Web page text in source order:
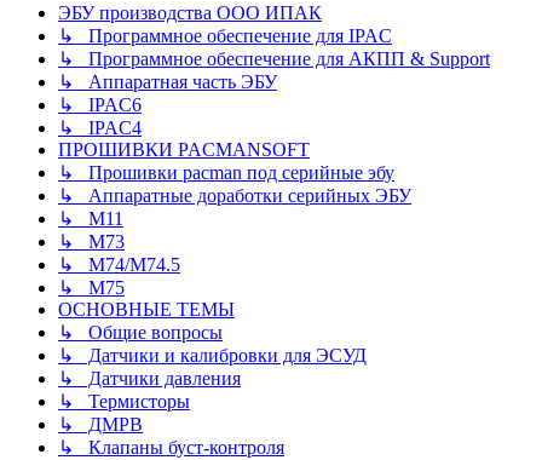
ЭБУ производства ООО ИПАК
↳ Программное обеспечение для IPAC
↳ Программное обеспечение для АКПП & Support
↳ Аппаратная часть ЭБУ
↳ IPAC6
↳ IPAC4
ПРОШИВКИ PACMANSOFT
↳ Прошивки pacman под серийные эбу
↳ Аппаратные доработки серийных ЭБУ
↳ M11
↳ М73
↳ М74/М74.5
↳ M75
ОСНОВНЫЕ ТЕМЫ
↳ Общие вопросы
↳ Датчики и калибровки для ЭСУД
↳ Датчики давления
↳ Термисторы
↳ ДМРВ
↳ Клапаны буст-контроля